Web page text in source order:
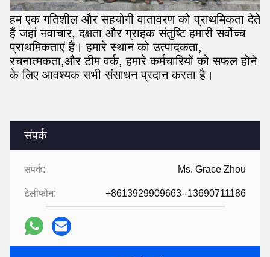
संपर्क
संपर्क: Ms. Grace Zhou
टेलीफोन: +8613929909663--13690711186
हम एक गतिशील और सहयोगी वातावरण को प्राथमिकता देते
हैं जहां नवाचार, दक्षता और ग्राहक संतुष्टि हमारी सर्वोच्च
प्राथमिकताएं हैं। हमारे स्थान को उत्पादकता,
रचनात्मकता,और टीम वर्क, हमारे कर्मचारियों को सफल होने
के लिए आवश्यक सभी संसाधन प्रदान करता है।